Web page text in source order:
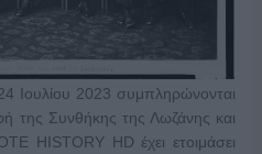
Ιουλίου 2023 συμπληρώνονται
της Συνθήκης της Λωζάνης και
HISTORY HD έχει ετοιμάσει